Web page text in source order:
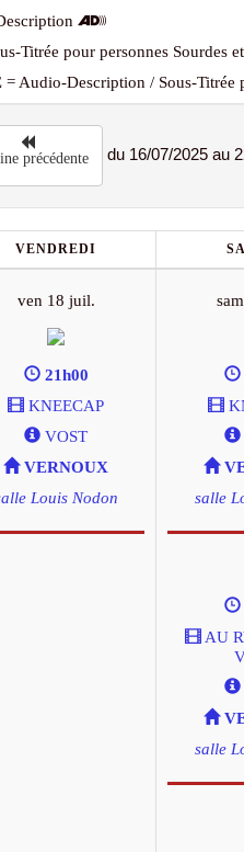
Titrée pour personnes Sourdes
= Audio-Description / Sous-Titrée
précédente du 16/07/2025 au
VENDREDI
ven 18 juil.
21h00
KNEECAP
VOST
VERNOUX
Louis Nodon
salle
AU
salle